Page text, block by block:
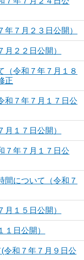
７月２３日公開）
２２日公開）
（令和７年７月１８
正
和７年７月１７日公
１７日公開）
７年７月１７日公
間について（令和７
１５日公開）
日公開）
令和７年７月９日公